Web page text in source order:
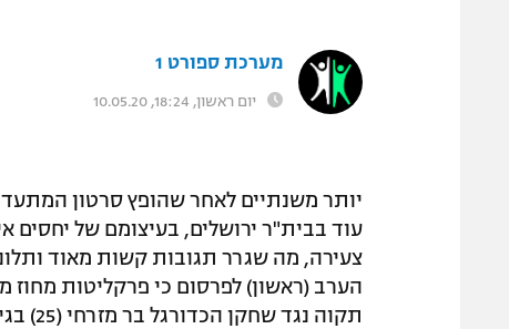
מערכת ספורט 1
יום ראשון, 18:24, 10.05.20
יותר משנתיים לאחר שהופץ סרטון
עוד בבית"ר ירושלים, בעיצומם של יחסים
צעירה, מה שגרר תגובות קשות מאוד
הערב (ראשון) לפרסום כי פרקליטות
תקוה נגד שחקן הכדורגל בר מזרחי (25) בגין פגיעה בפרטיות, מפני שהפיץ את הסרטון.